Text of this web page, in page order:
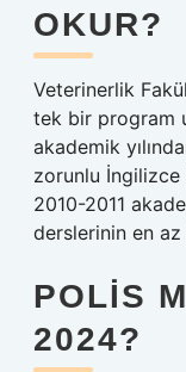
OKUR?
Veterinerlik
tek bir program
akademik
zorunlu İngilizce
2010-2011
derslerinin en az
POLIS
2024?